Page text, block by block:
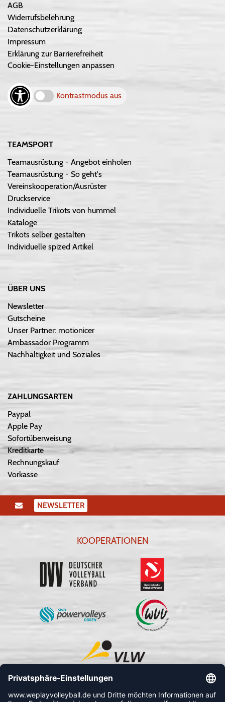
AGB
Widerrufsbelehrung
Datenschutzerklärung
Impressum
Erklärung zur Barrierefreiheit
Cookie-Einstellungen anpassen
Kontrastmodus aus
TEAMSPORT
Teamausrüstung - Angebot einholen
Teamausrüstung - So geht's
Vereinskooperation/Ausrüster
Druckservice
Individuelle Trikots von hummel
Kataloge
Trikots selber gestalten
Individuelle spized Artikel
ÜBER UNS
Newsletter
Gutscheine
Unser Partner: motionicer
Ambassador Programm
Nachhaltigkeit und Soziales
ZAHLUNGSARTEN
Paypal
Apple Pay
Sofortüberweisung
Kreditkarte
Rechnungskauf
Vorkasse
NEWSLETTER
KOOPERATIONEN